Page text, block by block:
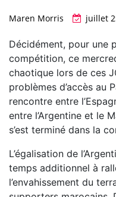
Maren Morris juillet
Décidément, pour une
compétition, ce
chaotique lors de ces
problèmes d’accès au
rencontre entre
entre l’Argentine et le
s’est terminé dans la
L’égalisation de
temps additionnel à
l’envahissement du